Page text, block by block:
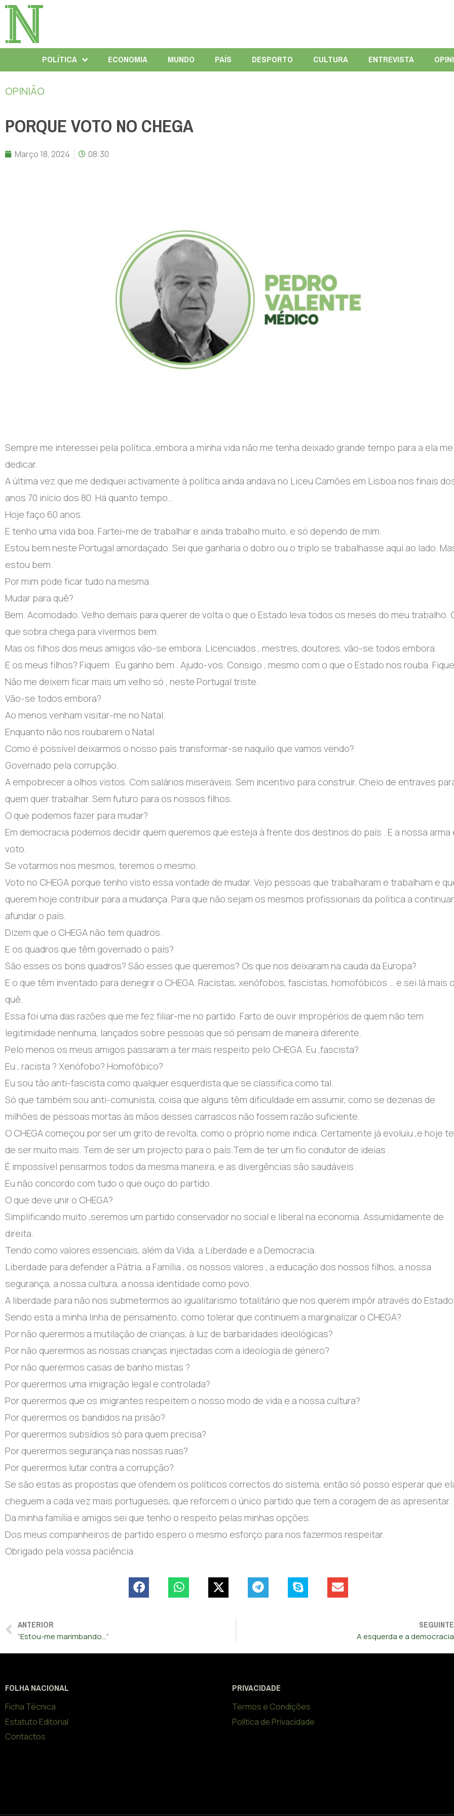
POLÍTICA ECONOMIA MUNDO PAÍS DESPORTO CULTURA ENTREVISTA
OPINIÃO
PORQUE VOTO NO CHEGA
Março 18, 2024 08:30
Sempre me interessei pela política ,embora a minha vida não me tenha deixado grande tempo para a ela me
dedicar.
A última vez que me dediquei activamente à política ainda andava no Liceu Camões em Lisboa nos finais
anos 70 início dos 80. Há quanto tempo…
Hoje faço 60 anos.
E tenho uma vida boa. Fartei-me de trabalhar e ainda trabalho muito, e só dependo de mim.
Estou bem neste Portugal amordaçado. Sei que ganharia o dobro ou o triplo se trabalhasse aqui ao lado.
estou bem.
Por mim pode ficar tudo na mesma.
Mudar para quê?
Bem. Acomodado. Velho demais para querer de volta o que o Estado leva todos os meses do meu trabalho.
que sobra chega para vivermos bem.
Mas os filhos dos meus amigos vão-se embora. Licenciados , mestres, doutores, vão-se todos embora.
E os meus filhos? Fiquem . Eu ganho bem . Ajudo-vos. Consigo , mesmo com o que o Estado nos rouba.
Não me deixem ficar mais um velho só , neste Portugal triste.
Vão-se todos embora?
Ao menos venham visitar-me no Natal.
Enquanto não nos roubarem o Natal.
Como é possível deixarmos o nosso país transformar-se naquilo que vamos vendo?
Governado pela corrupção.
A empobrecer a olhos vistos. Com salários miseráveis. Sem incentivo para construir. Cheio de entraves
quem quer trabalhar. Sem futuro para os nossos filhos.
O que podemos fazer para mudar?
Em democracia podemos decidir quem queremos que esteja à frente dos destinos do país . E a nossa arma
voto.
Se votarmos nos mesmos, teremos o mesmo.
Voto no CHEGA porque tenho visto essa vontade de mudar. Vejo pessoas que trabalharam e trabalham e
querem hoje contribuir para a mudança. Para que não sejam os mesmos profissionais da política a
afundar o país.
Dizem que o CHEGA não tem quadros.
E os quadros que têm governado o país?
São esses os bons quadros? São esses que queremos? Os que nos deixaram na cauda da Europa?
E o que têm inventado para denegrir o CHEGA. Racistas, xenófobos, fascistas, homofóbicos … e sei lá mais
quê.
Essa foi uma das razões que me fez filiar-me no partido. Farto de ouvir impropérios de quem não tem
legitimidade nenhuma, lançados sobre pessoas que só pensam de maneira diferente.
Pelo menos os meus amigos passaram a ter mais respeito pelo CHEGA. Eu ,fascista?
Eu , racista ? Xenófobo? Homofóbico?
Eu sou tão anti-fascista como qualquer esquerdista que se classifica como tal.
Só que também sou anti-comunista, coisa que alguns têm dificuldade em assumir, como se dezenas de
milhões de pessoas mortas às mãos desses carrascos não fossem razão suficiente.
O CHEGA começou por ser um grito de revolta, como o próprio nome indica. Certamente já evoluiu ,e hoje
de ser muito mais. Tem de ser um projecto para o país.Tem de ter um fio condutor de ideias .
É impossível pensarmos todos da mesma maneira, e as divergências são saudáveis.
Eu não concordo com tudo o que ouço do partido.
O que deve unir o CHEGA?
Simplificando muito ,seremos um partido conservador no social e liberal na economia. Assumidamente de
direita.
Tendo como valores essenciais, além da Vida, a Liberdade e a Democracia.
Liberdade para defender a Pátria, a Família , os nossos valores , a educação dos nossos filhos, a nossa
segurança, a nossa cultura, a nossa identidade como povo.
A liberdade para não nos submetermos ao igualitarismo totalitário que nos querem impôr através do
Sendo esta a minha linha de pensamento, como tolerar que continuem a marginalizar o CHEGA?
Por não querermos a mutilação de crianças, à luz de barbaridades ideológicas?
Por não querermos as nossas crianças injectadas com a ideologia de género?
Por não querermos casas de banho mistas ?
Por querermos uma imigração legal e controlada?
Por querermos que os imigrantes respeitem o nosso modo de vida e a nossa cultura?
Por querermos os bandidos na prisão?
Por querermos subsídios só para quem precisa?
Por querermos segurança nas nossas ruas?
Por querermos lutar contra a corrupção?
Se são estas as propostas que ofendem os políticos correctos do sistema, então só posso esperar que
cheguem a cada vez mais portugueses, que reforcem o único partido que tem a coragem de as apresentar.
Da minha família e amigos sei que tenho o respeito pelas minhas opções.
Dos meus companheiros de partido espero o mesmo esforço para nos fazermos respeitar.
Obrigado pela vossa paciência.
ANTERIOR
“Estou-me marimbando…”
SEGUINTE
A esquerda e a democracia
FOLHA NACIONAL
Ficha Técnica
Estatuto Editorial
Contactos
PRIVACIDADE
Termos e Condições
Política de Privacidade